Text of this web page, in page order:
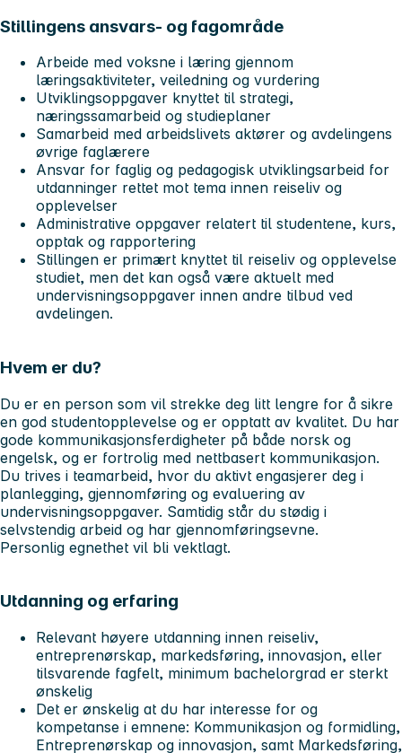
Stillingens ansvars- og fagområde
Arbeide med voksne i læring gjennom
læringsaktiviteter, veiledning og vurdering
Utviklingsoppgaver knyttet til strategi,
næringssamarbeid og studieplaner
Samarbeid med arbeidslivets aktører og avdelingens
øvrige faglærere
Ansvar for faglig og pedagogisk utviklingsarbeid for
utdanninger rettet mot tema innen reiseliv og
opplevelser
Administrative oppgaver relatert til studentene, kurs,
opptak og rapportering
Stillingen er primært knyttet til reiseliv og opplevelse
studiet, men det kan også være aktuelt med
undervisningsoppgaver innen andre tilbud ved
avdelingen.
Hvem er du?
Du er en person som vil strekke deg litt lengre for å sikre
en god studentopplevelse og er opptatt av kvalitet. Du har
gode kommunikasjonsferdigheter på både norsk og
engelsk, og er fortrolig med nettbasert kommunikasjon.
Du trives i teamarbeid, hvor du aktivt engasjerer deg i
planlegging, gjennomføring og evaluering av
undervisningsoppgaver. Samtidig står du stødig i
selvstendig arbeid og har gjennomføringsevne.
Personlig egnethet vil bli vektlagt.
Utdanning og erfaring
Relevant høyere utdanning innen reiseliv,
entreprenørskap, markedsføring, innovasjon, eller
tilsvarende fagfelt, minimum bachelorgrad er sterkt
ønskelig
Det er ønskelig at du har interesse for og
kompetanse i emnene: Kommunikasjon og formidling,
Entreprenørskap og innovasjon, samt Markedsføring,